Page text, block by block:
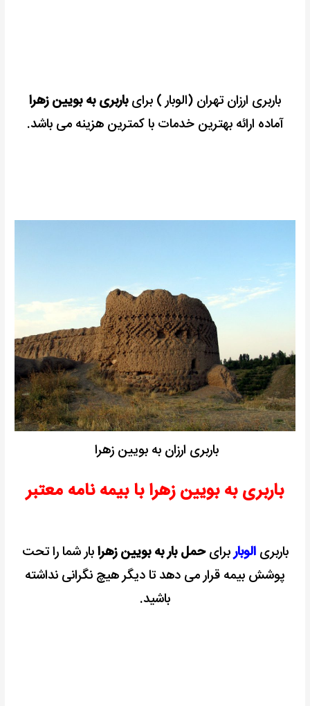
باربری ارزان تهران (الوبار ) برایباربری به بویین زهرا
آماده ارائه بهترین خدمات با کمترین هزینه می باشد.
باربری ارزان به بویین زهرا
باربری به بویین زهرا با بیمه نامه معتبر
باربریالوباربرایحمل بار به بویین زهرابار شما را تحت
پوشش بیمه قرار می دهد تا دیگر هیچ نگرانی نداشته
باشید.